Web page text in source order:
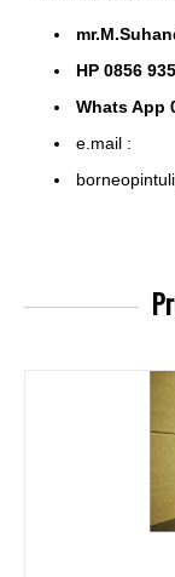
HP 0856
Whats App
e.mail :